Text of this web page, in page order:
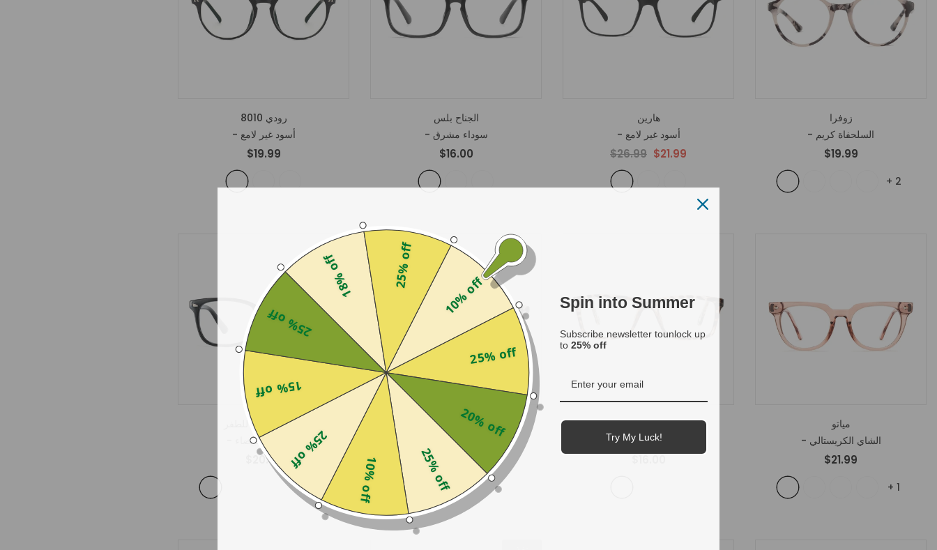
رودي 8010
- أسود غير لامع
$19.99
الجناح بلس
- سوداء مشرق
$16.00
هارين
- أسود غير لامع
$26.99 $21.99
زوفرا
- السلحفاة كريم
$19.99
+ 2
الجناح المضاد للطفر
- السلحفاة البيضاء
$20.00
- سلحفاء
$19.90
بشكل مرغوب فيه
- سلحفاء
مياتو
- الشاي الكريستالي
$21.99
+ 1
10% off
25% off
20% off
25% off
10% off
25% off
15% off
25% off
18% off 25% off
Spin into Summer
Subscribe newsletter tounlock up
to25% off
Try My Luck!